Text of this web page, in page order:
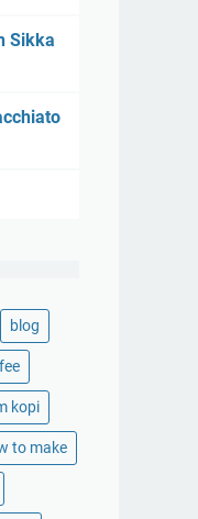
Sikka
blog
kopi
to make